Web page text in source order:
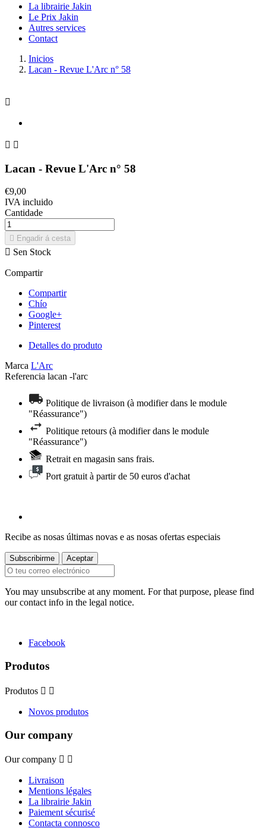
La librairie Jakin
Le Prix Jakin
Autres services
Contact
Inicios
Lacan - Revue L'Arc n° 58

 
Lacan - Revue L'Arc n° 58
€9,00
IVA incluido
Cantidade
 Engadir á cesta
 Sen Stock
Compartir
Compartir
Chío
Google+
Pinterest
Detalles do produto
Marca L'Arc
Referencia lacan -l'arc
Politique de livraison (à modifier dans le module
"Réassurance")
Politique retours (à modifier dans le module
"Réassurance")
Retrait en magasin sans frais.
Port gratuit à partir de 50 euros d'achat
Recibe as nosas últimas novas e as nosas ofertas especiais
You may unsubscribe at any moment. For that purpose, please find
our contact info in the legal notice.
Facebook
Produtos
Produtos  
Novos produtos
Our company
Our company  
Livraison
Mentions légales
La librairie Jakin
Paiement sécurisé
Contacta connosco